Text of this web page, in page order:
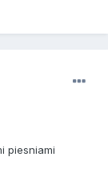
piesniami